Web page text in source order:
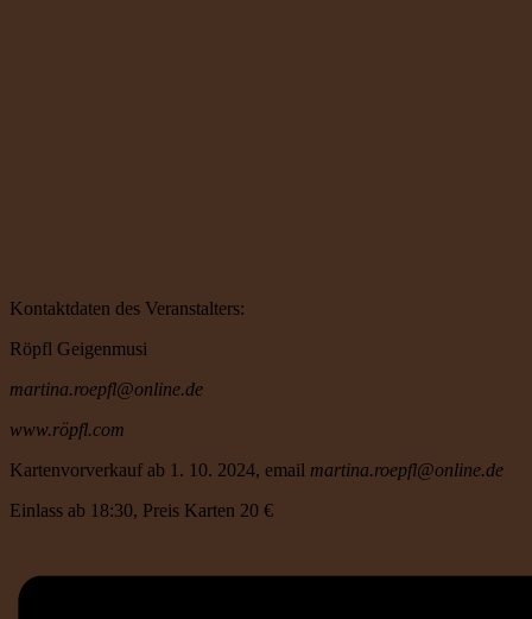
Kontaktdaten des Veranstalters:
Röpfl Geigenmusi
martina.roepfl@online.de
www.röpfl.com
Kartenvorverkauf ab 1. 10. 2024, email martina.roepfl@online.de
Einlass ab 18:30, Preis Karten 20 €